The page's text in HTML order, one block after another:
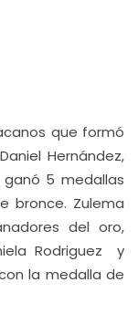
que formó
Hernández,
ganó 5 medallas
bronce. Zulema
del oro,
Rodriguez y
la medalla de